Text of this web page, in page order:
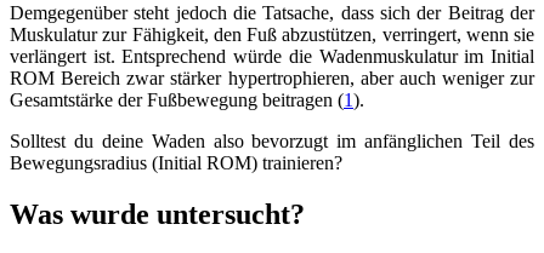
Demgegenüber steht jedoch die Tatsache, dass sich der Beitrag der
Muskulatur zur Fähigkeit, den Fuß abzustützen, verringert, wenn sie
verlängert ist. Entsprechend würde die Wadenmuskulatur im Initial
ROM Bereich zwar stärker hypertrophieren, aber auch weniger zur
Gesamtstärke der Fußbewegung beitragen (1).
Solltest du deine Waden also bevorzugt im anfänglichen Teil des
Bewegungsradius (Initial ROM) trainieren?
Was wurde untersucht?